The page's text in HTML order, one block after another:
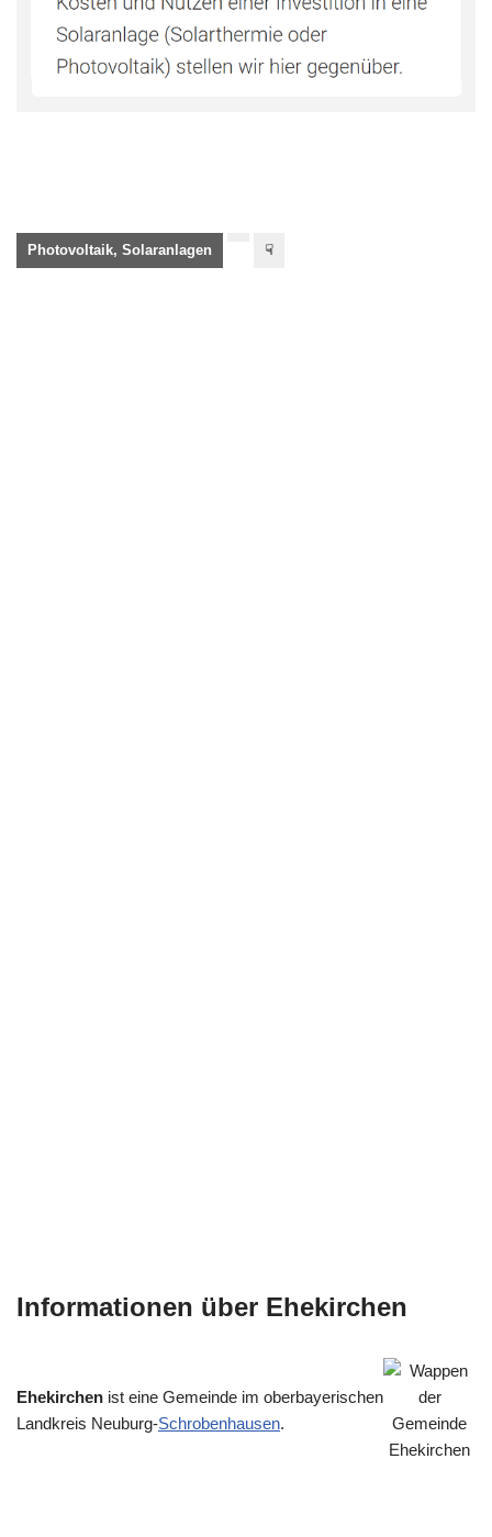
Photovoltaik, Solaranlagen ☟
Informationen über Ehekirchen
Ehekirchen ist eine Gemeinde im oberbayerischen
Landkreis Neuburg-Schrobenhausen.